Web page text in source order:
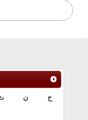
ح ن